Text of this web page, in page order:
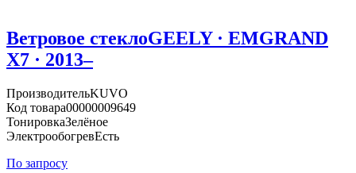
Ветровое стеклоGEELY · EMGRAND
X7 · 2013–
ПроизводительKUVO
Код товара00000009649
ТонировкаЗелёное
ЭлектрообогревЕсть
По запросу